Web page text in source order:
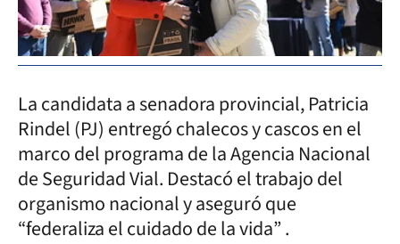
La candidata a senadora provincial, Patricia
Rindel (PJ) entregó chalecos y cascos en el
marco del programa de la Agencia Nacional
de Seguridad Vial. Destacó el trabajo del
organismo nacional y aseguró que
“federaliza el cuidado de la vida” .